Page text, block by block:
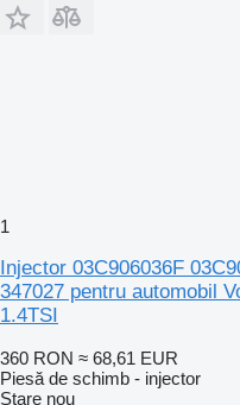
1
Injector 03C906036F
347027 pentru automobil
1.4TSI
360 RON ≈ 68,61 EUR
Piesă de schimb - injector
Stare nou